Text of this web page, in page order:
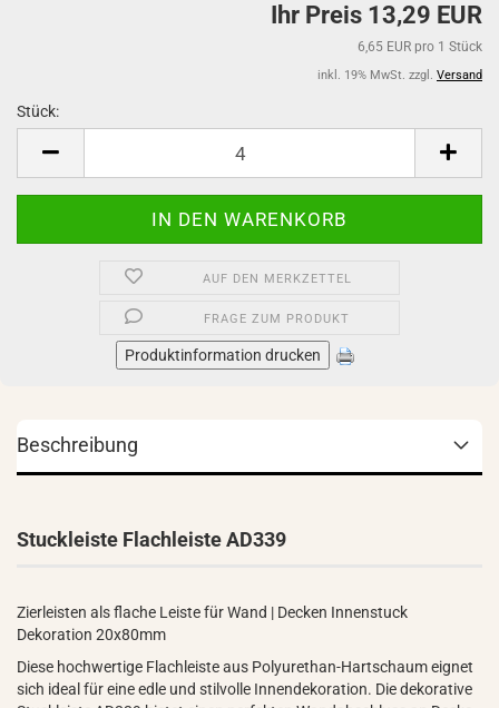
Ihr Preis 13,29 EUR
6,65 EUR pro 1 Stück
inkl. 19% MwSt. zzgl. Versand
Stück:
AUF DEN MERKZETTEL
FRAGE ZUM PRODUKT
Produktinformation drucken
Beschreibung
Stuckleiste Flachleiste AD339
Zierleisten als flache Leiste für Wand | Decken Innenstuck
Dekoration 20x80mm
Diese hochwertige Flachleiste aus Polyurethan-Hartschaum eignet
sich ideal für eine edle und stilvolle Innendekoration. Die dekorative